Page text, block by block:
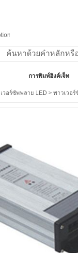
การพิมพ์อิงค์เจ็ท
วอร์ซัพพลาย LED > พาวเวอ